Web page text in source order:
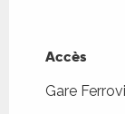
Accès
Accès
Gare